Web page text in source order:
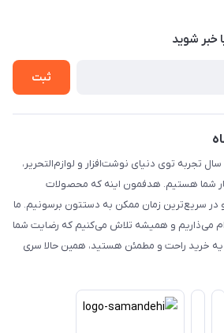
خبر شوید
ثبت
تجربه توی دنیای نوشت‌افزار و لوازم‌التحریر،
شما هستیم. هدفمون اینه که محصولات
در سریع‌ترین زمان ممکن به دستتون برسونیم. ما
می‌ذاریم و همیشه تلاش می‌کنیم که رضایت شما
خرید راحت و مطمئن هستید، همین حالا سری